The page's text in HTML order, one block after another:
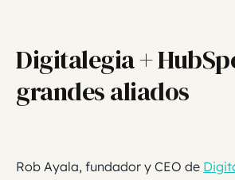
Digitalegia +
grandes aliados
Rob Ayala, fundador y CEO de